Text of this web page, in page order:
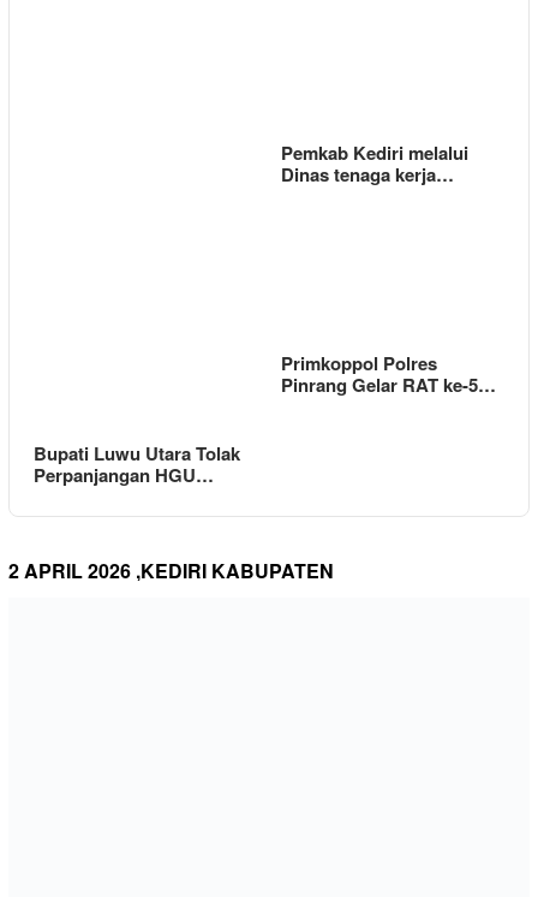
Pemkab Kediri melalui
Dinas tenaga kerja…
Bupati Luwu Utara Tolak
Perpanjangan HGU…
Primkoppol Polres
Pinrang Gelar RAT ke-5…
2 APRIL 2026 ,KEDIRI KABUPATEN